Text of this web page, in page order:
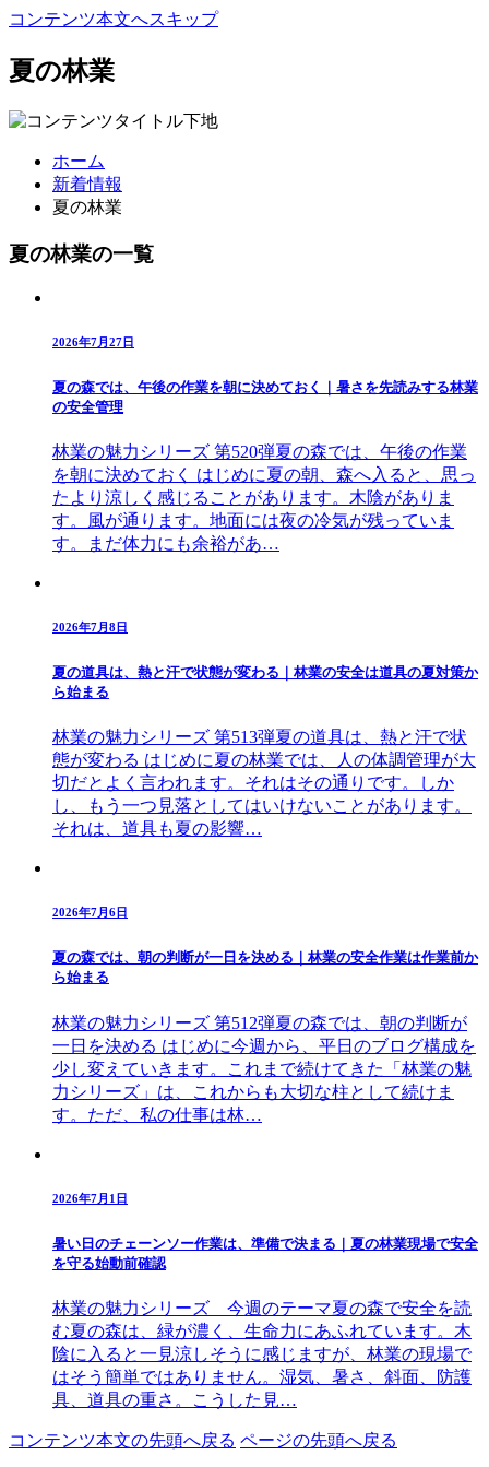
コンテンツ本文へスキップ
夏の林業
ホーム
新着情報
夏の林業
夏の林業の一覧
2026年7月27日
夏の森では、午後の作業を朝に決めておく｜暑さを先読みする林業
の安全管理
林業の魅力シリーズ 第520弾夏の森では、午後の作業
を朝に決めておく はじめに夏の朝、森へ入ると、思っ
たより涼しく感じることがあります。木陰がありま
す。風が通ります。地面には夜の冷気が残っていま
す。まだ体力にも余裕があ…
2026年7月8日
夏の道具は、熱と汗で状態が変わる｜林業の安全は道具の夏対策か
ら始まる
林業の魅力シリーズ 第513弾夏の道具は、熱と汗で状
態が変わる はじめに夏の林業では、人の体調管理が大
切だとよく言われます。それはその通りです。しか
し、もう一つ見落としてはいけないことがあります。
それは、道具も夏の影響…
2026年7月6日
夏の森では、朝の判断が一日を決める｜林業の安全作業は作業前か
ら始まる
林業の魅力シリーズ 第512弾夏の森では、朝の判断が
一日を決める はじめに今週から、平日のブログ構成を
少し変えていきます。これまで続けてきた「林業の魅
力シリーズ」は、これからも大切な柱として続けま
す。ただ、私の仕事は林…
2026年7月1日
暑い日のチェーンソー作業は、準備で決まる｜夏の林業現場で安全
を守る始動前確認
林業の魅力シリーズ 今週のテーマ夏の森で安全を読
む夏の森は、緑が濃く、生命力にあふれています。木
陰に入ると一見涼しそうに感じますが、林業の現場で
はそう簡単ではありません。湿気、暑さ、斜面、防護
具、道具の重さ。こうした見…
コンテンツ本文の先頭へ戻る ページの先頭へ戻る